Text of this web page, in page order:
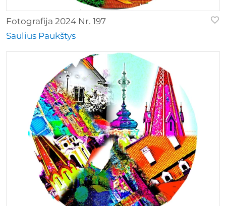
Fotografija 2024 Nr. 197
Saulius Paukštys